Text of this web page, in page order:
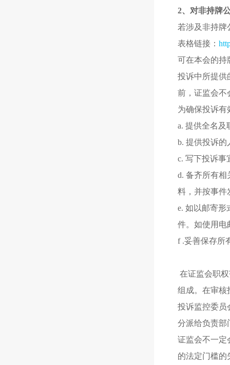
2、对非持牌
若涉及非持牌
表格链接：
可在本会的持
投诉中所提供
前，证监会不
为确保投诉有
a. 提供全名及
b. 提供投诉的
c. 写下投诉事
d. 备齐所有
料，并按事件
e. 如以邮寄
件。如使用电
f .妥善保存所
在证监会职
组成。在审核
投诉监控委员
分派给负责部
证监会不一定
的法定门槛的